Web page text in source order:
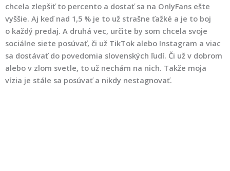
chcela zlepšiť to percento a dostať sa na OnlyFans ešte
vyššie. Aj keď nad 1,5 % je to už strašne ťažké a je to boj
o každý predaj. A druhá vec, určite by som chcela svoje
sociálne siete posúvať, či už TikTok alebo Instagram a viac
sa dostávať do povedomia slovenských ľudí. Či už v dobrom
alebo v zlom svetle, to už nechám na nich. Takže moja
vízia je stále sa posúvať a nikdy nestagnovať.